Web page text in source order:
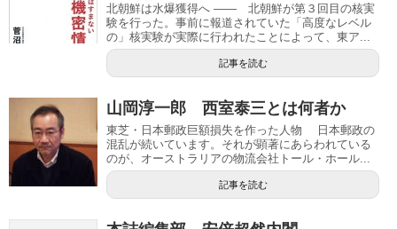
北朝鮮は水爆獲得へ ―― 北朝鮮が第３回目の核実
験を行った。事前に報道されていた「高度なレベル
の」核実験が実際に行われたことによって、東ア...
記事を読む
山岡淳一郎 西室泰三とは何者か
東芝・日本郵政巨額損失を作った人物 日本郵政の
混乱が続いています。それが顕著にあらわれている
のが、オーストラリアの物流会社トール・ホール...
記事を読む